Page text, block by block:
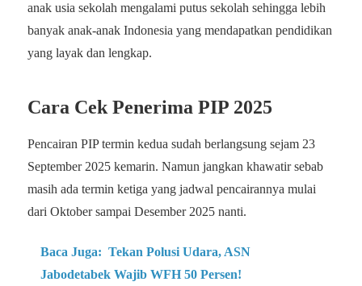
anak usia sekolah mengalami putus sekolah sehingga lebih
banyak anak-anak Indonesia yang mendapatkan pendidikan
yang layak dan lengkap.
Cara Cek Penerima PIP 2025
Pencairan PIP termin kedua sudah berlangsung sejam 23
September 2025 kemarin. Namun jangkan khawatir sebab
masih ada termin ketiga yang jadwal pencairannya mulai
dari Oktober sampai Desember 2025 nanti.
Baca Juga: Tekan Polusi Udara, ASN
Jabodetabek Wajib WFH 50 Persen!